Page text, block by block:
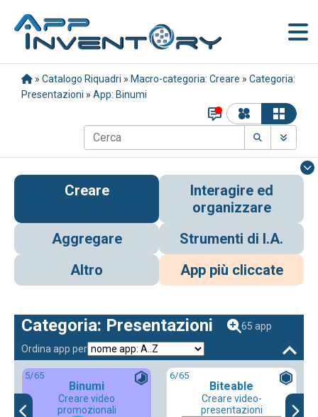
» Catalogo Riquadri » Macro-categoria: Creare » Categoria:
Presentazioni » App: Binumi
Creare
Interagire ed
organizzare
Aggregare
Strumenti di I.A.
Altro
App più cliccate
Categoria: Presentazioni
65 app
Ordina app per
5/65
Binumi
Creare video
promozionali
6/65
Biteable
Creare video-
presentazioni